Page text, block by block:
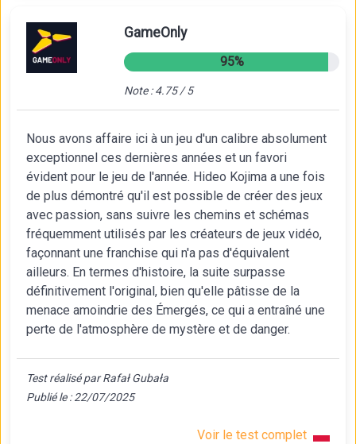
GameOnly
95%
Note : 4.75 / 5
Nous avons affaire ici à un jeu d'un calibre absolument
exceptionnel ces dernières années et un favori
évident pour le jeu de l'année. Hideo Kojima a une fois
de plus démontré qu'il est possible de créer des jeux
avec passion, sans suivre les chemins et schémas
fréquemment utilisés par les créateurs de jeux vidéo,
façonnant une franchise qui n'a pas d'équivalent
ailleurs. En termes d'histoire, la suite surpasse
définitivement l'original, bien qu'elle pâtisse de la
menace amoindrie des Émergés, ce qui a entraîné une
perte de l'atmosphère de mystère et de danger.
Test réalisé par Rafał Gubała
Publié le : 22/07/2025
Voir le test complet